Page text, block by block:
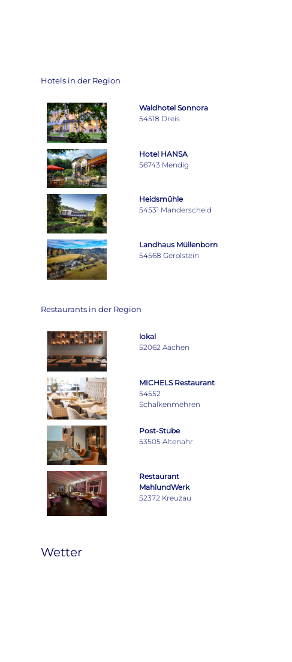
Hotels in der Region
Waldhotel Sonnora
54518 Dreis
Hotel HANSA
56743 Mendig
Heidsmühle
54531 Manderscheid
Landhaus Müllenborn
54568 Gerolstein
Restaurants in der Region
lokal
52062 Aachen
MICHELS Restaurant
54552
Schalkenmehren
Post-Stube
53505 Altenahr
Restaurant
MahlundWerk
52372 Kreuzau
Wetter